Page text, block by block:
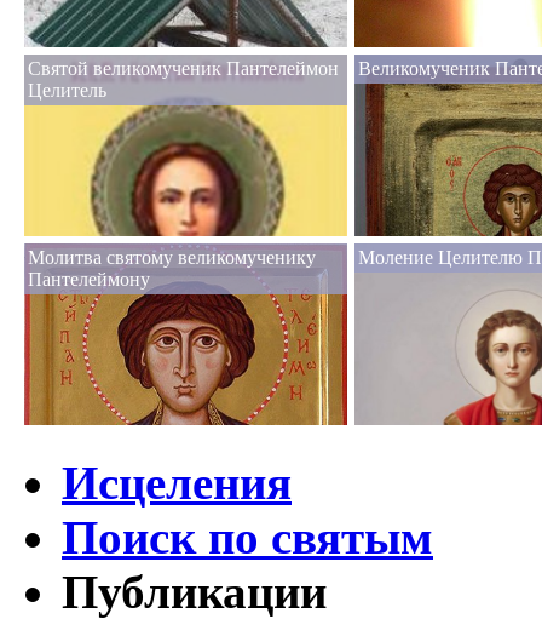
Святой великомученик Пантелеймон
Целитель
Великомученик
Молитва святому великомученику
Пантелеймону
Моление Целителю
Исцеления
Поиск по святым
Публикации